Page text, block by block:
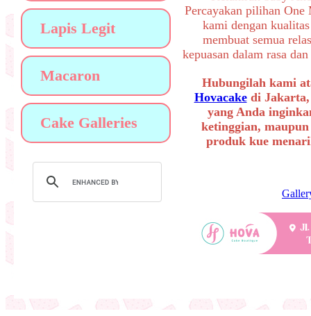
Lapis Legit
Macaron
Cake Galleries
Percayakan pilihan
kami dengan
membuat semua
kepuasan dalam rasa
Hubungilah kami
Hovacakedi Jakarta,
yang Anda
ketinggian,
produk kue